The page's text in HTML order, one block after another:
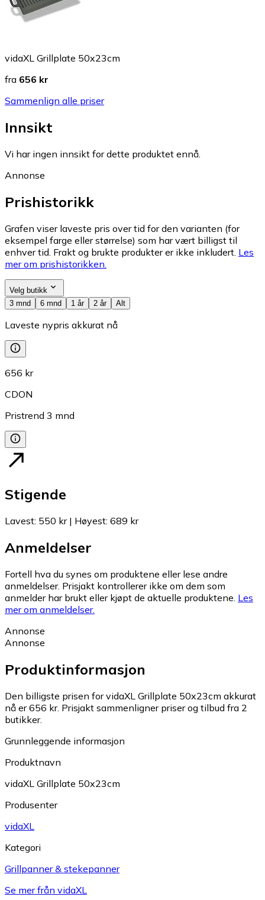
vidaXL Grillplate 50x23cm
fra 656 kr
Sammenlign alle priser
Innsikt
Vi har ingen innsikt for dette produktet ennå.
Annonse
Prishistorikk
Grafen viser laveste pris over tid for den varianten (for
eksempel farge eller størrelse) som har vært billigst til
enhver tid. Frakt og brukte produkter er ikke inkludert. Les
mer om prishistorikken.
Velg butikk
3 mnd
6 mnd 1 år 2 år Alt
Laveste nypris akkurat nå
656 kr
CDON
Pristrend 3 mnd
Stigende
Lavest: 550 kr| Høyest: 689 kr
Anmeldelser
Fortell hva du synes om produktene eller lese andre
anmeldelser. Prisjakt kontrollerer ikke om dem som
anmelder har brukt eller kjøpt de aktuelle produktene. Les
mer om anmeldelser.
Annonse
Annonse
Produktinformasjon
Den billigste prisen for vidaXL Grillplate 50x23cm akkurat
nå er 656 kr. Prisjakt sammenligner priser og tilbud fra 2
butikker.
Grunnleggende informasjon
Produktnavn
vidaXL Grillplate 50x23cm
Produsenter
vidaXL
Kategori
Grillpanner & stekepanner
Se mer från vidaXL